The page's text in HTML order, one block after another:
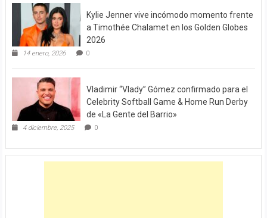
Kylie Jenner vive incómodo momento frente
a Timothée Chalamet en los Golden Globes
2026
14 enero, 2026 0
Vladimir “Vlady” Gómez confirmado para el
Celebrity Softball Game & Home Run Derby
de «La Gente del Barrio»
4 diciembre, 2025 0